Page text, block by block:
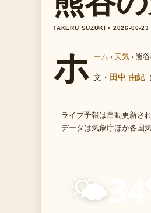
TAKERU SUZUKI • 2026-06-23
ホ ーム › 天気›熊
文・ 田中 由紀
ライブ予報は自動更新さ
データは気象庁ほか各国
🌤️